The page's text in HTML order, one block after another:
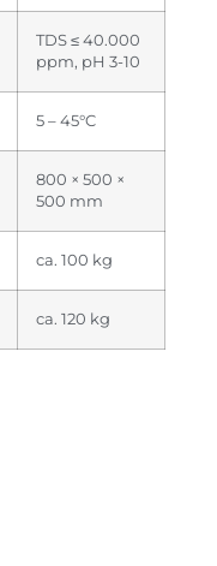
TDS ≤ 40.000
ppm, pH 3-10
5 – 45°C
800 × 500 ×
500 mm
ca. 100 kg
ca. 120 kg